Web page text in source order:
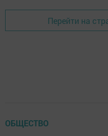
Перейти на
ОБЩЕСТВО